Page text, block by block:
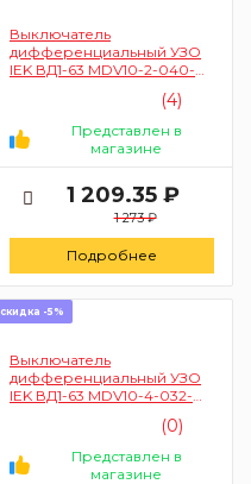
Выключатель
дифференциальный УЗО
IEK ВД1-63 MDV10-2-040-
(4)
Представлен в
магазине
1 209.35 ₽
1 273 ₽
Подробнее
скидка -5%
Выключатель
дифференциальный УЗО
IEK ВД1-63 MDV10-4-032-
(0)
Представлен в
магазине